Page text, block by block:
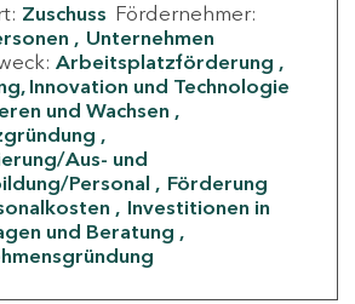
Zuschuss Fördernehmer:
Unternehmen
Arbeitsplatzförderung
Innovation und Technologie
und Wachsen
Aus- und
Personal
Förderung
Investitionen in
und Beratung